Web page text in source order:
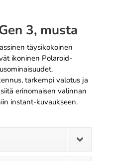
3, musta
täysikokoinen
ikoninen Polaroid-
tarkempi valotus ja
erinomaisen valinnan
instant-kuvaukseen.